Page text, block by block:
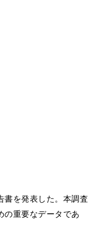
書を発表した。本調査
の重要なデータであ